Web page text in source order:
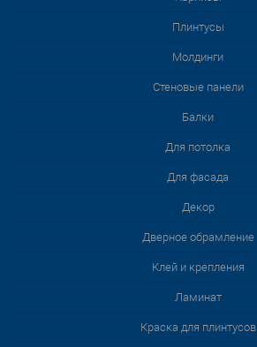
Плинтусы
Молдинги
Стеновые панели
Балки
Для потолка
Для фасада
Декор
Дверное обрамление
Клей и крепления
Ламинат
Краска для плинтусов